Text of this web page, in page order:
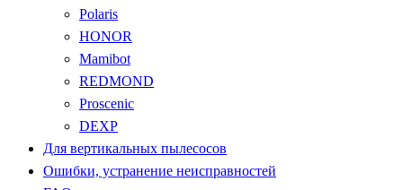
Polaris
HONOR
Mamibot
REDMOND
Proscenic
DEXP
Для вертикальных пылесосов
Ошибки, устранение неисправностей